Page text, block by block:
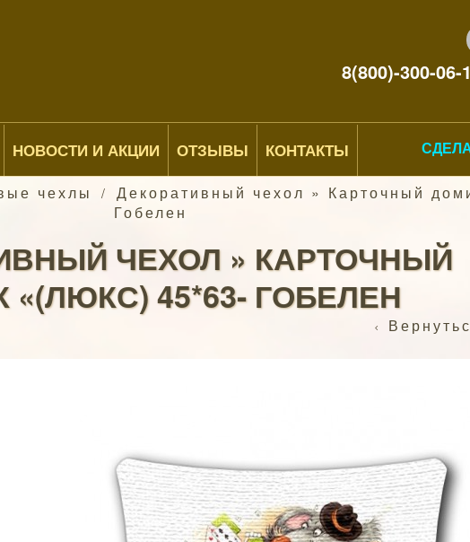
8(800)-300-06-
НОВОСТИ И АКЦИИ ОТЗЫВЫ КОНТАКТЫ
чехлы /
Декоративный чехол » Карточный
Гобелен
ЧЕХОЛ » КАРТОЧНЫЙ
45*63- ГОБЕЛЕН